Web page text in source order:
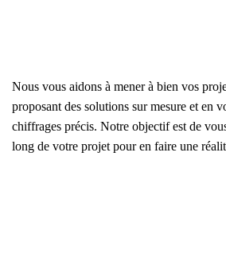
Nous vous aidons à mener à bien vos
proposant des solutions sur mesure et en
chiffrages précis. Notre objectif est de
long de votre projet pour en faire une